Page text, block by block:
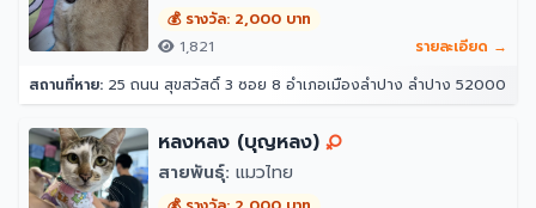
💰 รางวัล: 2,000 บาท
1,821
รายละเอียด →
สถานที่หาย: 25 ถนน สุขสวัสดิ์ 3 ซอย 8 อำเภอเมืองลำปาง ลำปาง 52000
หลงหลง (บุญหลง)
สายพันธุ์: แมวไทย